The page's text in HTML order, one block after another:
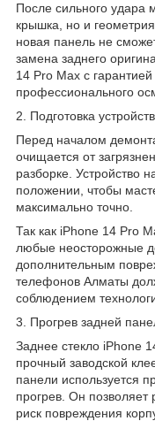
После сильного удара
крышка, но и
новая панель не
замена заднего
14 Pro Max с
профессионального
2. Подготовка
Перед началом
очищается от
разборке. Устройство
положении, чтобы
максимально точно.
Так как iPhone 14 Pro
любые неосторожные
дополнительным
телефонов Алматы
соблюдением
3. Прогрев задней
Заднее стекло iPhone
прочный заводской
панели используется
прогрев. Он позволяет
риск повреждения